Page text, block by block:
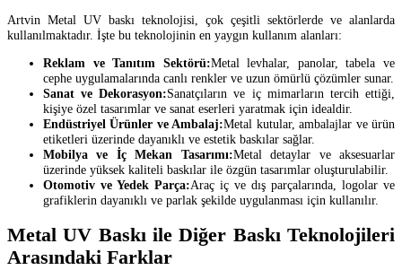
Artvin Metal UV baskı teknolojisi, çok çeşitli sektörlerde ve alanlarda
kullanılmaktadır. İşte bu teknolojinin en yaygın kullanım alanları:
Reklam ve Tanıtım Sektörü:Metal levhalar, panolar, tabela ve
cephe uygulamalarında canlı renkler ve uzun ömürlü çözümler sunar.
Sanat ve Dekorasyon:Sanatçıların ve iç mimarların tercih ettiği,
kişiye özel tasarımlar ve sanat eserleri yaratmak için idealdir.
Endüstriyel Ürünler ve Ambalaj:Metal kutular, ambalajlar ve ürün
etiketleri üzerinde dayanıklı ve estetik baskılar sağlar.
Mobilya ve İç Mekan Tasarımı:Metal detaylar ve aksesuarlar
üzerinde yüksek kaliteli baskılar ile özgün tasarımlar oluşturulabilir.
Otomotiv ve Yedek Parça:Araç iç ve dış parçalarında, logolar ve
grafiklerin dayanıklı ve parlak şekilde uygulanması için kullanılır.
Metal UV Baskı ile Diğer Baskı Teknolojileri
Arasındaki Farklar